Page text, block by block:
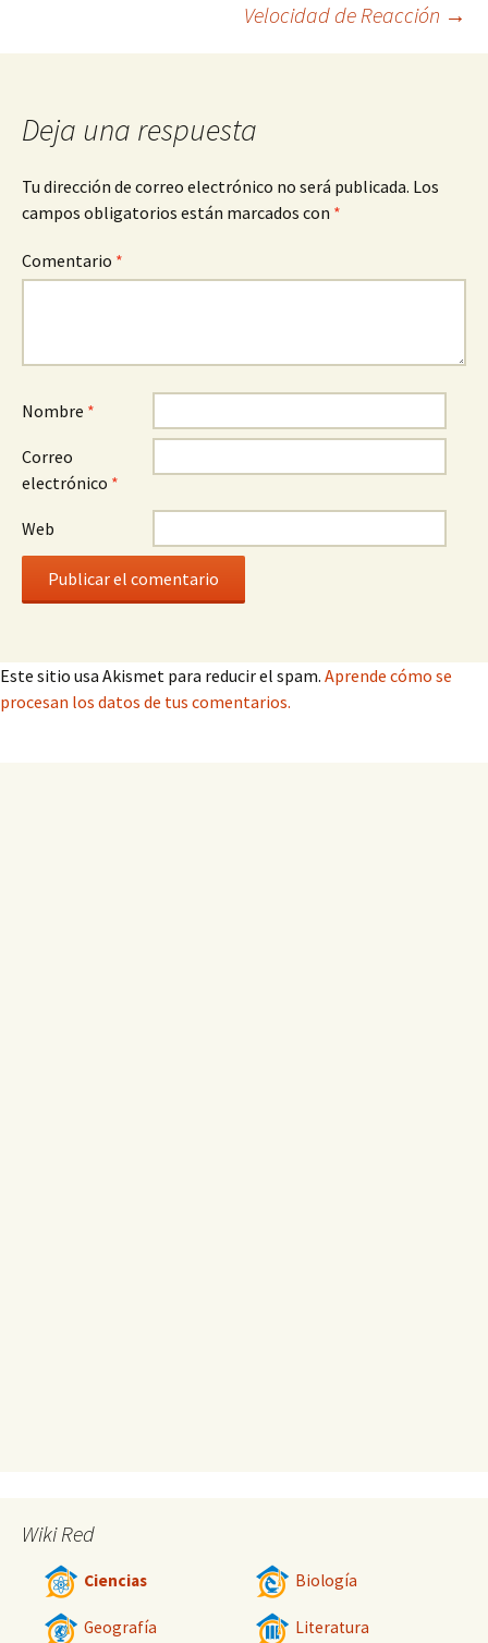
entradas
Velocidad de Reacción →
Deja una respuesta
Tu dirección de correo electrónico no será publicada. Los
campos obligatorios están marcados con *
Comentario *
Nombre *
Correo
electrónico *
Web
Este sitio usa Akismet para reducir el spam. Aprende cómo se
procesan los datos de tus comentarios.
Wiki Red
Ciencias Biología
Geografía Literatura